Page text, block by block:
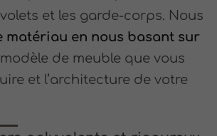
volets et les garde-corps. Nous
matériau en nous basant sur
modèle de meuble que vous
et l’architecture de votre